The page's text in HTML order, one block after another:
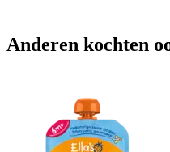
Anderen kochten